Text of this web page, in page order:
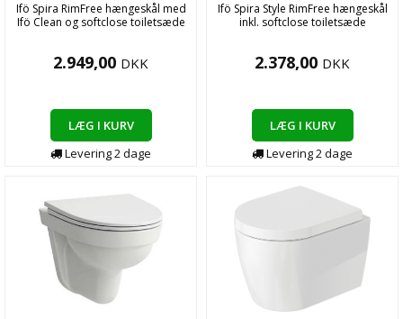
Ifö Spira RimFree hængeskål med
Ifö Clean og softclose toiletsæde
2.949,00 DKK
LÆG I KURV
Levering2dage
Ifö Spira Style RimFree hængeskål
inkl. softclose toiletsæde
2.378,00 DKK
LÆG I KURV
Levering2dage